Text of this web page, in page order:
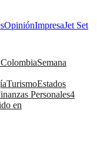
OpiniónImpresaJet Set
Semana
TurismoEstados
Personales4
en